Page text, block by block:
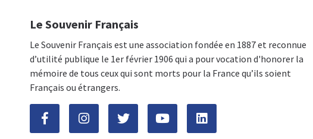
Le Souvenir Français
Le Souvenir Français est une association fondée en 1887 et reconnue
d’utilité publique le 1er février 1906 qui a pour vocation d'honorer la
mémoire de tous ceux qui sont morts pour la France qu’ils soient
Français ou étrangers.